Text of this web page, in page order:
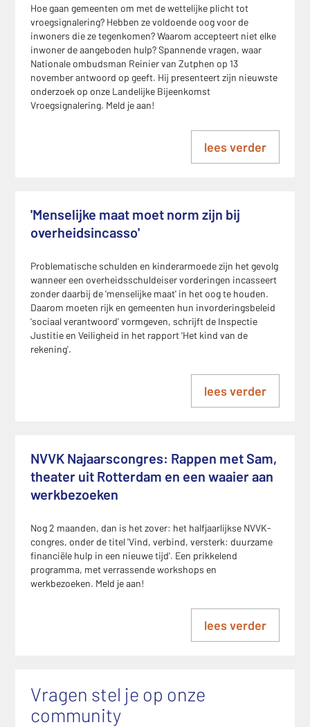
Hoe gaan gemeenten om met de wettelijke plicht tot
vroegsignalering? Hebben ze voldoende oog voor de
inwoners die ze tegenkomen? Waarom accepteert niet elke
inwoner de aangeboden hulp? Spannende vragen, waar
Nationale ombudsman Reinier van Zutphen op 13
november antwoord op geeft. Hij presenteert zijn nieuwste
onderzoek op onze Landelijke Bijeenkomst
Vroegsignalering. Meld je aan!
lees verder
'Menselijke maat moet norm zijn bij
overheidsincasso'
Problematische schulden en kinderarmoede zijn het gevolg
wanneer een overheidsschuldeiser vorderingen incasseert
zonder daarbij de 'menselijke maat' in het oog te houden.
Daarom moeten rijk en gemeenten hun invorderingsbeleid
'sociaal verantwoord' vormgeven, schrijft de Inspectie
Justitie en Veiligheid in het rapport 'Het kind van de
rekening'.
lees verder
NVVK Najaarscongres: Rappen met Sam,
theater uit Rotterdam en een waaier aan
werkbezoeken
Nog 2 maanden, dan is het zover: het halfjaarlijkse NVVK-
congres, onder de titel 'Vind, verbind, versterk: duurzame
financiële hulp in een nieuwe tijd'. Een prikkelend
programma, met verrassende workshops en
werkbezoeken. Meld je aan!
lees verder
Vragen stel je op onze
community